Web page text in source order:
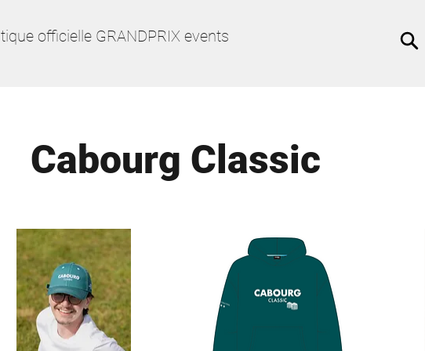
officielle GRANDPRIX events
Cabourg Classic